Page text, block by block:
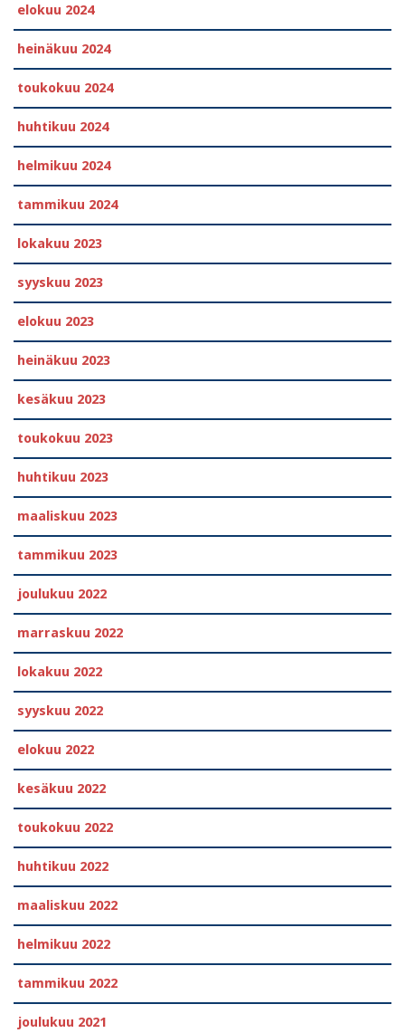
elokuu 2024
heinäkuu 2024
toukokuu 2024
huhtikuu 2024
helmikuu 2024
tammikuu 2024
lokakuu 2023
syyskuu 2023
elokuu 2023
heinäkuu 2023
kesäkuu 2023
toukokuu 2023
huhtikuu 2023
maaliskuu 2023
tammikuu 2023
joulukuu 2022
marraskuu 2022
lokakuu 2022
syyskuu 2022
elokuu 2022
kesäkuu 2022
toukokuu 2022
huhtikuu 2022
maaliskuu 2022
helmikuu 2022
tammikuu 2022
joulukuu 2021